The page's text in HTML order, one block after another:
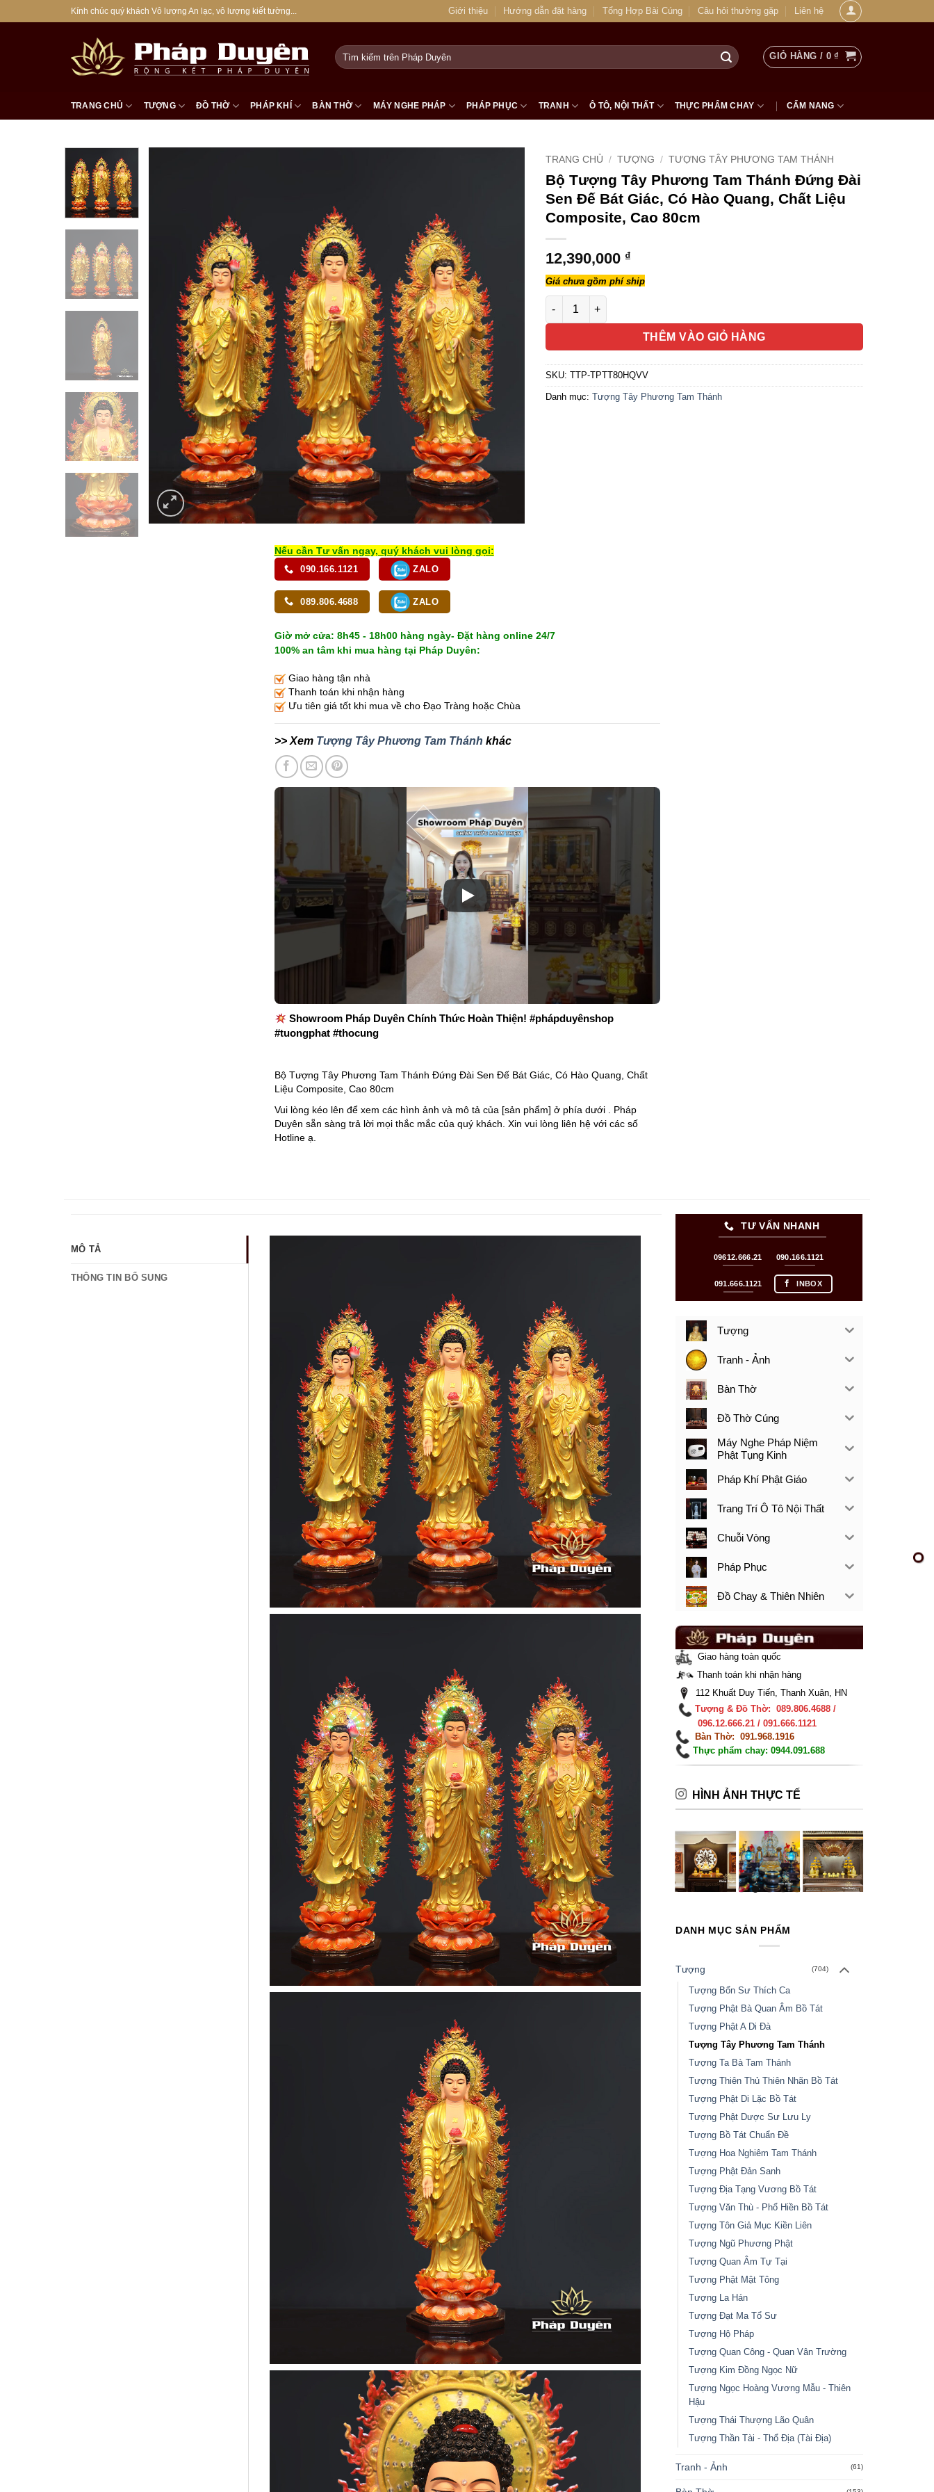
qua
Kính chúc quý khách Vô lượng An lạc, vô lượng kiết tường... Giới thiệu Hướng dẫn đặt hàng Tổng Hợp Bài Cúng Câu hỏi thường gặp Liên hệ
Tìm
kiếm:
GIỎ HÀNG / 0₫
TRANG CHỦ TƯỢNG ĐỒ THỜ PHÁP KHÍ BÀN THỜ MÁY NGHE PHÁP PHÁP PHỤC TRANH Ô TÔ, NỘI THẤT THỰC PHẨM CHAY CẨM NANG
TRANG CHỦ / TƯỢNG / TƯỢNG TÂY PHƯƠNG TAM THÁNH
Bộ Tượng Tây Phương Tam Thánh Đứng Đài
Sen Đế Bát Giác, Có Hào Quang, Chất Liệu
Composite, Cao 80cm
12,390,000 ₫
Giá chưa gồm phí ship
Bộ Tượng Tây Phương Tam Thánh Đứng Đài Sen Đế Bát Giác, Có Hào Quang,
THÊM VÀO GIỎ HÀNG
SKU: TTP-TPTT80HQVV
Danh mục: Tượng Tây Phương Tam Thánh
Nếu cần Tư vấn ngay, quý khách vui lòng gọi:
090.166.1121 ZALO
089.806.4688 ZALO
Giờ mở cửa: 8h45 - 18h00 hàng ngày- Đặt hàng online 24/7
100% an tâm khi mua hàng tại Pháp Duyên:
Giao hàng tận nhà
Thanh toán khi nhận hàng
Ưu tiên giá tốt khi mua về cho Đạo Tràng hoặc Chùa
>> Xem Tượng Tây Phương Tam Thánh khác
Showroom Pháp Duyên Chính Thức Hoàn Thiện! #phápduyênshop
#tuongphat #thocung
Bộ Tượng Tây Phương Tam Thánh Đứng Đài Sen Đế Bát Giác, Có Hào Quang, Chất
Liệu Composite, Cao 80cm
Vui lòng kéo lên để xem các hình ảnh và mô tả của [sản phẩm] ở phía dưới . Pháp
Duyên sẵn sàng trả lời mọi thắc mắc của quý khách. Xin vui lòng liên hệ với các số
Hotline ạ.
MÔ TẢ
THÔNG TIN BỔ SUNG
TƯ VẤN NHANH
09612.666.21 090.166.1121
091.666.1121 INBOX
Tượng
Tranh - Ảnh
Bàn Thờ
Đồ Thờ Cúng
Máy Nghe Pháp Niệm
Phật Tụng Kinh
Pháp Khí Phật Giáo
Trang Trí Ô Tô Nội Thất
Chuỗi Vòng
Pháp Phục
Đồ Chay & Thiên Nhiên
Giao hàng toàn quốc
Thanh toán khi nhận hàng
112 Khuất Duy Tiến, Thanh Xuân, HN
Tượng & Đồ Thờ: 089.806.4688 /
096.12.666.21 / 091.666.1121
Bàn Thờ: 091.968.1916
Thực phẩm chay: 0944.091.688
HÌNH ẢNH THỰC TẾ
DANH MỤC SẢN PHẨM
Tượng (704)
Tượng Bổn Sư Thích Ca
Tượng Phật Bà Quan Âm Bồ Tát
Tượng Phật A Di Đà
Tượng Tây Phương Tam Thánh
Tượng Ta Bà Tam Thánh
Tượng Thiên Thủ Thiên Nhãn Bồ Tát
Tượng Phật Di Lặc Bồ Tát
Tượng Phật Dược Sư Lưu Ly
Tượng Bồ Tát Chuẩn Đề
Tượng Hoa Nghiêm Tam Thánh
Tượng Phật Đản Sanh
Tượng Địa Tạng Vương Bồ Tát
Tượng Văn Thù - Phổ Hiền Bồ Tát
Tượng Tôn Giả Mục Kiền Liên
Tượng Ngũ Phương Phật
Tượng Quan Âm Tự Tại
Tượng Phật Mật Tông
Tượng La Hán
Tượng Đạt Ma Tổ Sư
Tượng Hộ Pháp
Tượng Quan Công - Quan Vân Trường
Tượng Kim Đồng Ngọc Nữ
Tượng Ngọc Hoàng Vương Mẫu - Thiên
Hậu
Tượng Thái Thượng Lão Quân
Tượng Thần Tài - Thổ Địa (Tài Địa)
Tranh - Ảnh (61)